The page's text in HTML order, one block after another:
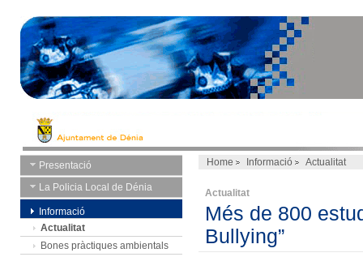
Presentació
La Policia Local de Dénia
Informació
Actualitat
Bones pràctiques ambientals
Home Informació Actualitat
Actualitat
Més de 800
Bullying”